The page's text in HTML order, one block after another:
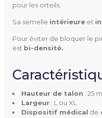
pour les orteils.
Sa semelle intérieureet
Pour éviter de bloquer le
est bi-densité.
Hauteur de talon : 25
Largeur: L ou XL
Dispositif médical de
Utilisation
Pathologies